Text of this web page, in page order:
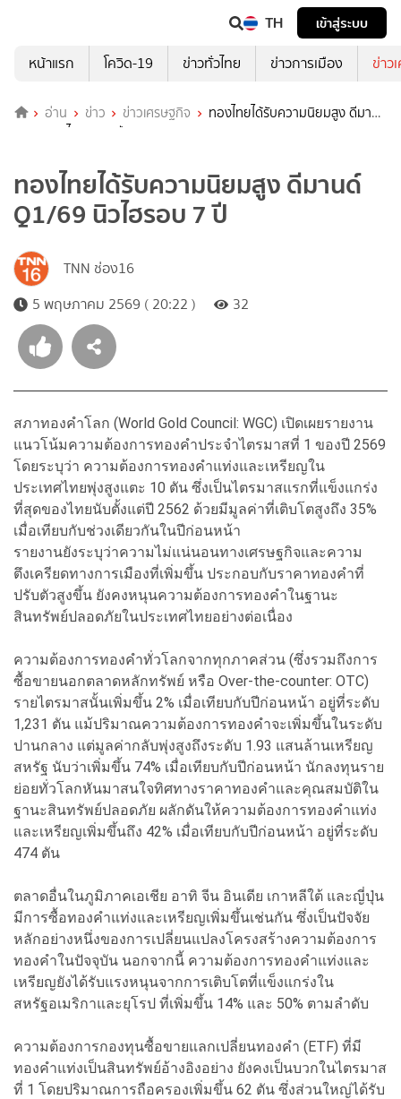
TH
เข้าสู่ระบบ
หน้าแรก
โควิด-19 ข่าวทั่วไทย ข่าวการเมือง ข่าว
อ่าน ข่าว ข่าวเศรษฐกิจ
ทองไทยได้รับความนิยมสูง ดีมานด์
Q1/69 นิวไฮรอบ 7 ปี
ทองไทยได้รับความนิยมสูง ดีมานด์
Q1/69 นิวไฮรอบ 7 ปี
TNN ช่อง16
5 พฤษภาคม 2569 ( 20:22 )
32
สภาทองคำโลก (World Gold Council: WGC) เปิดเผยรายงาน
แนวโน้มความต้องการทองคำประจำไตรมาสที่ 1 ของปี 2569
โดยระบุว่า ความต้องการทองคำแท่งและเหรียญใน
ประเทศไทยพุ่งสูงแตะ 10 ตัน ซึ่งเป็นไตรมาสแรกที่แข็งแกร่ง
ที่สุดของไทยนับตั้งแต่ปี 2562 ด้วยมีมูลค่าที่เติบโตสูงถึง 35%
เมื่อเทียบกับช่วงเดียวกันในปีก่อนหน้า
รายงานยังระบุว่าความไม่แน่นอนทางเศรษฐกิจและความ
ตึงเครียดทางการเมืองที่เพิ่มขึ้น ประกอบกับราคาทองคำที่
ปรับตัวสูงขึ้น ยังคงหนุนความต้องการทองคำในฐานะ
สินทรัพย์ปลอดภัยในประเทศไทยอย่างต่อเนื่อง
ความต้องการทองคำทั่วโลกจากทุกภาคส่วน (ซึ่งรวมถึงการ
ซื้อขายนอกตลาดหลักทรัพย์ หรือ Over-the-counter: OTC)
รายไตรมาสนั้นเพิ่มขึ้น 2% เมื่อเทียบกับปีก่อนหน้า อยู่ที่ระดับ
1,231 ตัน แม้ปริมาณความต้องการทองคำจะเพิ่มขึ้นในระดับ
ปานกลาง แต่มูลค่ากลับพุ่งสูงถึงระดับ 1.93 แสนล้านเหรียญ
สหรัฐ นับว่าเพิ่มขึ้น 74% เมื่อเทียบกับปีก่อนหน้า นักลงทุนราย
ย่อยทั่วโลกหันมาสนใจทิศทางราคาทองคำและคุณสมบัติใน
ฐานะสินทรัพย์ปลอดภัย ผลักดันให้ความต้องการทองคำแท่ง
และเหรียญเพิ่มขึ้นถึง 42% เมื่อเทียบกับปีก่อนหน้า อยู่ที่ระดับ
474 ตัน
ตลาดอื่นในภูมิภาคเอเชีย อาทิ จีน อินเดีย เกาหลีใต้ และญี่ปุ่น
มีการซื้อทองคำแท่งและเหรียญเพิ่มขึ้นเช่นกัน ซึ่งเป็นปัจจัย
หลักอย่างหนึ่งของการเปลี่ยนแปลงโครงสร้างความต้องการ
ทองคำในปัจจุบัน นอกจากนี้ ความต้องการทองคำแท่งและ
เหรียญยังได้รับแรงหนุนจากการเติบโตที่แข็งแกร่งใน
สหรัฐอเมริกาและยุโรป ที่เพิ่มขึ้น 14% และ 50% ตามลำดับ
ความต้องการกองทุนซื้อขายแลกเปลี่ยนทองคำ (ETF) ที่มี
ทองคำแท่งเป็นสินทรัพย์อ้างอิงอย่าง ยังคงเป็นบวกในไตรมาส
ที่ 1 โดยปริมาณการถือครองเพิ่มขึ้น 62 ตัน ซึ่งส่วนใหญ่ได้รับ